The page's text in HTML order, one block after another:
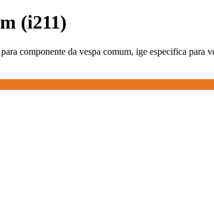
(i211)
componente da vespa comum, ige especifica para